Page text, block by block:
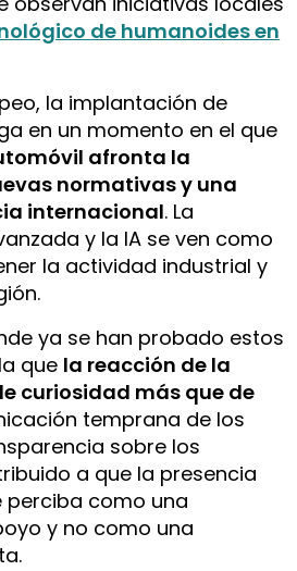
de humanoides en
la implantación de
en un momento en el que
afronta la
normativas y una
internacional. La
y la IA se ven como
la actividad industrial y
ya se han probado estos
que la reacción de la
curiosidad más que de
temprana de los
sobre los
a que la presencia
perciba como una
y no como una